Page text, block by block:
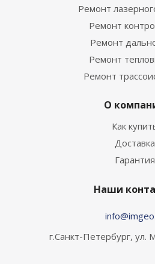
Ремонт
Ремонт
Ремонт
Ремонт
Ремонт
О
Как
Доставка
Гарантия
Наши
г.Санкт-Петербург, ул.